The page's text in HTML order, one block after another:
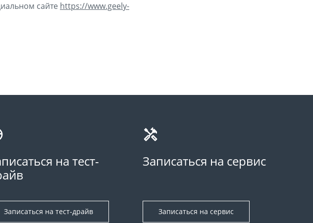
сайте https://www.geely-
на тест-
Записаться на тест-драйв
Записаться на сервис
Записаться на сервис